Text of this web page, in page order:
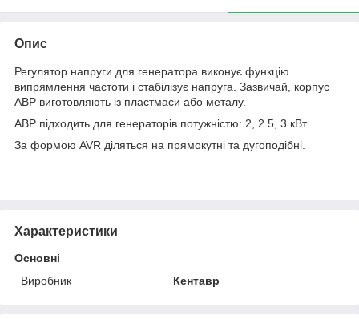
Опис
Регулятор напруги для генератора виконує функцію
випрямлення частоти і стабілізує напруга. Зазвичай, корпус
АВР виготовляють із пластмаси або металу.
АВР підходить для генераторів потужністю: 2, 2.5, 3 кВт.
За формою AVR діляться на прямокутні та дугоподібні.
Характеристики
Основні
Виробник
Кентавр